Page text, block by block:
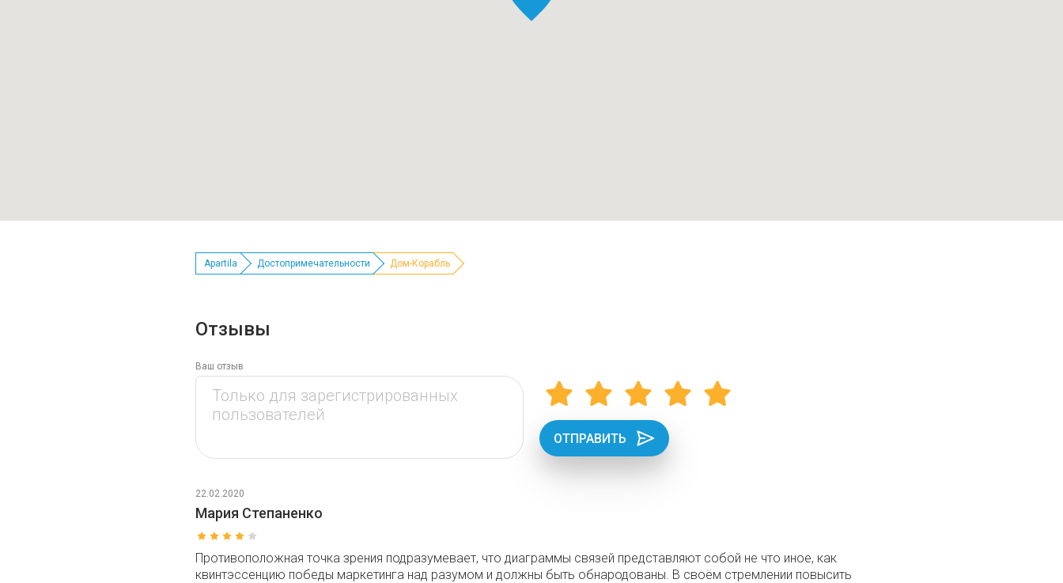
Apartila Достопримечательности Дом-Корабль
Отзывы
Ваш отзыв
ОТПРАВИТЬ
22.02.2020
Мария Степаненко
Противоположная точка зрения подразумевает, что диаграммы связей представляют собой не что иное, как
квинтэссенцию победы маркетинга над разумом и должны быть обнародованы. В своём стремлении повысить